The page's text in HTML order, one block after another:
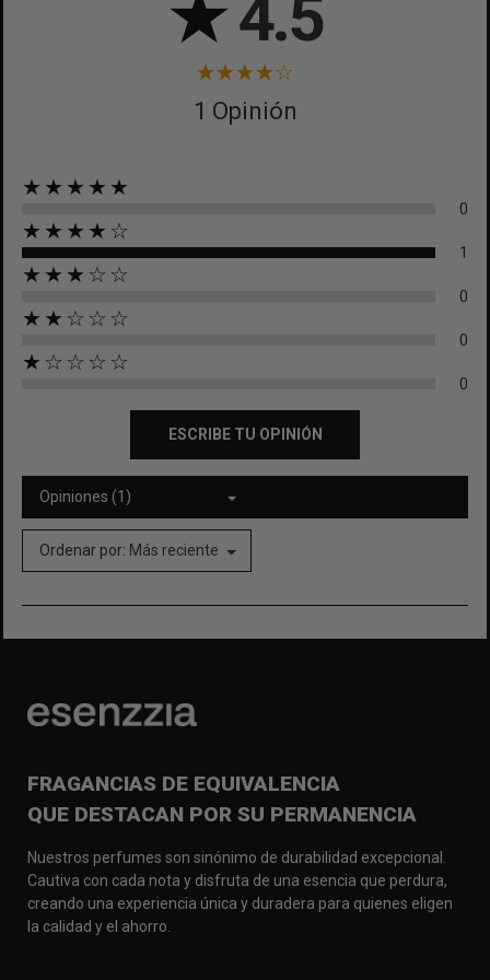
★4.5
1 Opinión
★★★★★
0
★★★★☆
1
★★★☆☆
0
★★☆☆☆
0
★☆☆☆☆
0
ESCRIBE TU OPINIÓN
Opiniones (1)
Ordenar por: Más reciente
FRAGANCIAS DE EQUIVALENCIA
QUE DESTACAN POR SU PERMANENCIA
Nuestros perfumes son sinónimo de durabilidad excepcional.
Cautiva con cada nota y disfruta de una esencia que perdura,
creando una experiencia única y duradera para quienes eligen
la calidad y el ahorro.